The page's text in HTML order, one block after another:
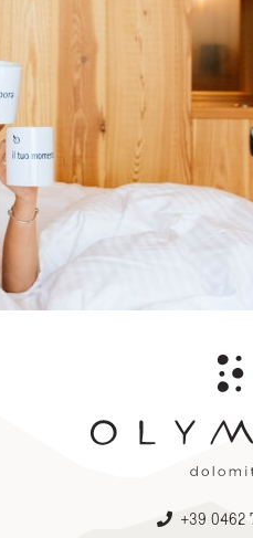
SPA Hotel?
presso l'hotel, previa verifica della
SPA Hotel per permettere agli ospiti
+39 0462